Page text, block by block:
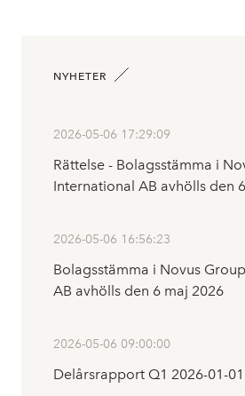
NYHETER
2026-05-06 17:29:09
Rättelse - Bolagsstämma i
International AB avhölls den
2026-05-06 16:56:23
Bolagsstämma i Novus
AB avhölls den 6 maj 2026
2026-05-06 09:00:00
Delårsrapport Q1 2026-01-01